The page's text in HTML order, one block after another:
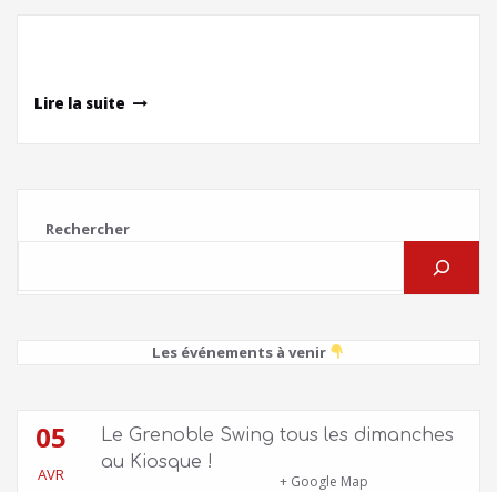
Lire la suite
Rechercher
Les événements à venir
05
AVR
Le Grenoble Swing tous les dimanches
au Kiosque !
+ Google Map